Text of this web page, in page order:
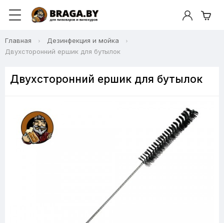
Главная
Дезинфекция и мойка
Двухсторонний ершик для бутылок
Двухсторонний ершик для бутылок